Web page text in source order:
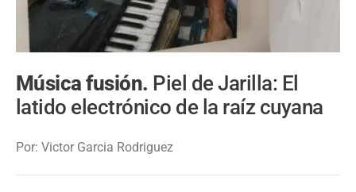
Música fusión. Piel de Jarilla: El
latido electrónico de la raíz cuyana
Por: Victor Garcia Rodriguez